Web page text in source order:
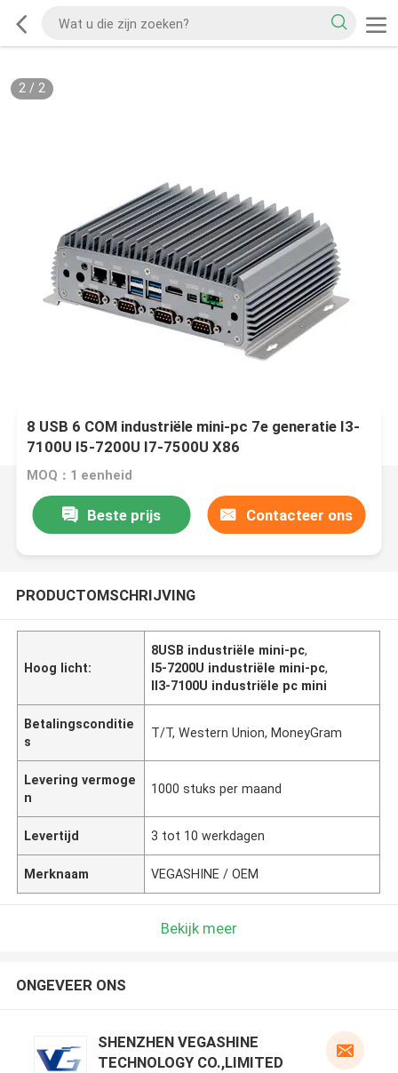
2/ 2
8 USB 6 COM industriële mini-pc 7e generatie I3-
7100U I5-7200U I7-7500U X86
MOQ：1 eenheid
Beste prijs Contacteer ons
PRODUCTOMSCHRIJVING
Hoog licht:
8USB industriële mini-pc,
I5-7200U industriële mini-pc,
II3-7100U industriële pc mini
Betalingsconditie
s
T/T, Western Union, MoneyGram
Levering vermoge
n
1000 stuks per maand
Levertijd 3 tot 10 werkdagen
Merknaam VEGASHINE / OEM
Bekijk meer
ONGEVEER ONS
SHENZHEN VEGASHINE
TECHNOLOGY CO.,LIMITED